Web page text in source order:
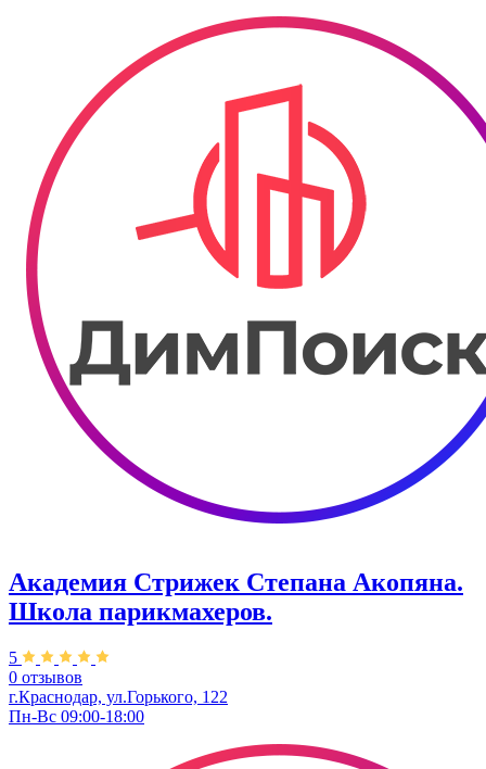
Академия Стрижек Степана Акопяна.
Школа парикмахеров.
5
0 отзывов
г.Краснодар, ул.Горького, 122
Пн-Вс 09:00-18:00